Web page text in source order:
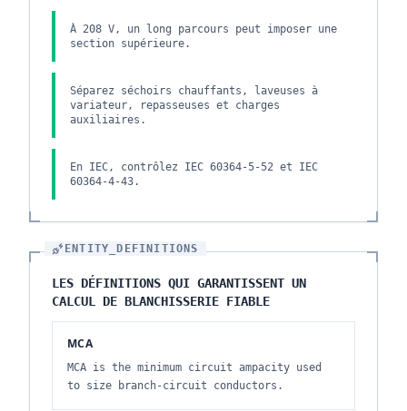
À 208 V, un long parcours peut imposer une
section supérieure.
Séparez séchoirs chauffants, laveuses à
variateur, repasseuses et charges
auxiliaires.
En IEC, contrôlez IEC 60364-5-52 et IEC
60364-4-43.
ENTITY_DEFINITIONS
LES DÉFINITIONS QUI GARANTISSENT UN
CALCUL DE BLANCHISSERIE FIABLE
MCA
MCA is the minimum circuit ampacity used
to size branch-circuit conductors.